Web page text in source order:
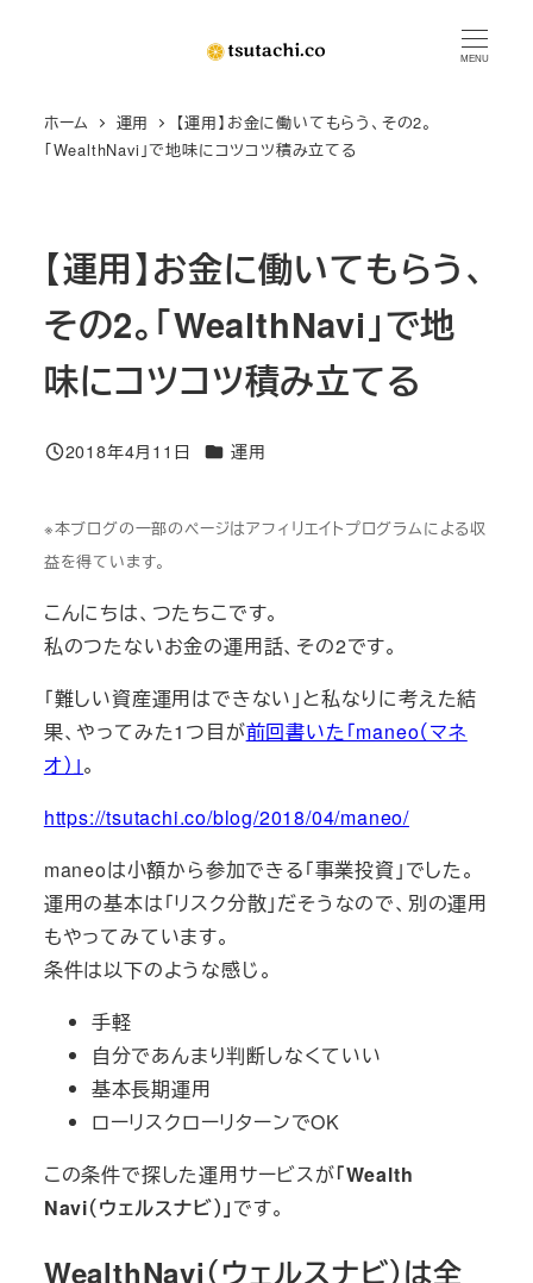
MENU
ホーム 運用
【運用】お金に働いてもらう、その2。
「WealthNavi」で地味にコツコツ積み立てる
【運用】お金に働いてもらう、
その2。「WealthNavi」で地
味にコツコツ積み立てる
投稿日
2018年4月11日 カテゴリー
運用
※本ブログの一部のページはアフィリエイトプログラムによる収
益を得ています。
こんにちは、つたちこです。
私のつたないお金の運用話、その2です。
「難しい資産運用はできない」と私なりに考えた結
果、やってみた1つ目が前回書いた「maneo（マネ
オ）」。
https://tsutachi.co/blog/2018/04/maneo/
maneoは小額から参加できる「事業投資」でした。
運用の基本は「リスク分散」だそうなので、別の運用
もやってみています。
条件は以下のような感じ。
手軽
自分であんまり判断しなくていい
基本長期運用
ローリスクローリターンでOK
この条件で探した運用サービスが「Wealth
Navi（ウェルスナビ）」です。
WealthNavi（ウェルスナビ）は全